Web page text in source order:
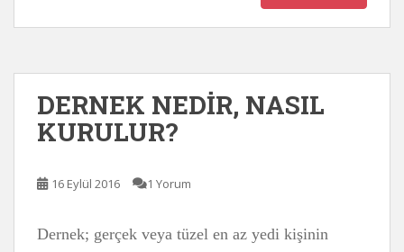
DERNEK NEDİR, NASIL
KURULUR?
16 Eylül 2016 1 Yorum
Dernek; gerçek veya tüzel en az yedi kişinin